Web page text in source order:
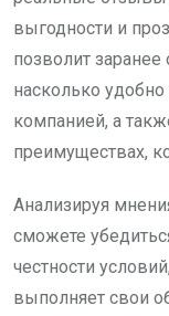
выгодности и
позволит заранее
насколько удобно
компанией, а
преимуществах,
Анализируя
сможете
честности
выполняет свои